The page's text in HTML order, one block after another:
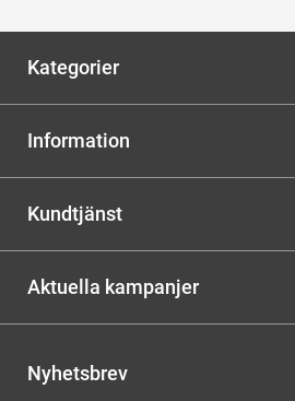
Kategorier
Information
Kundtjänst
Aktuella kampanjer
Nyhetsbrev